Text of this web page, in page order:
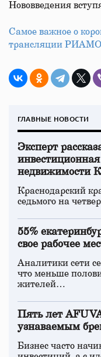
Нововведения
Самое важное о
трансляции
ГЛАВНЫЕ НОВОСТИ
Эксперт
недвижимости
Краснодарский
седьмого на
55%
свое рабочее
Аналитики сети
что меньше
жителей…
Пять лет
узнаваемым
Бизнес часто